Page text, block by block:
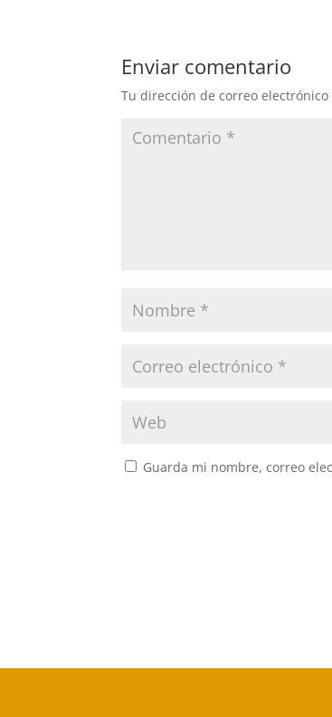
Enviar comentario
Tu dirección de correo
Guarda mi nombre, correo